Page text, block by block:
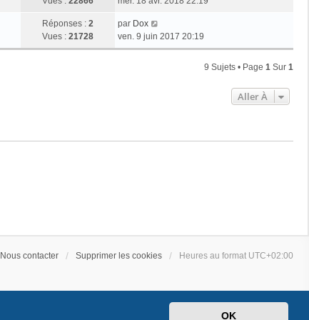
OK
Réponses : 2
Vues : 21728
par Dox
ven. 9 juin 2017 20:19
9 Sujets • Page 1 Sur 1
Aller À
Nous contacter Supprimer les cookies Heures au format UTC+02:00